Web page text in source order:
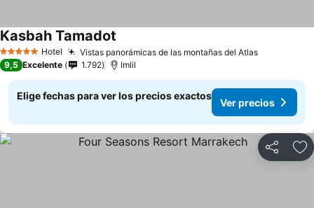
5 Estrellas Hotel Vistas panorámicas de las montañas del Atlas
Kasbah Tamadot
9,5 Excelente 1.792 Imlil
Elige fechas para ver los precios exactos
Ver precios
Compartir